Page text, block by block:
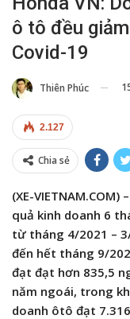
ô tô đều
Covid-19
Thiên Phúc
2.127
Chia sẻ
(XE-
quả kinh doanh 6
từ tháng 4/2021 –
đến hết tháng 9/
đạt đạt hơn 835,5
năm ngoái, trong
doanh ôtô đạt